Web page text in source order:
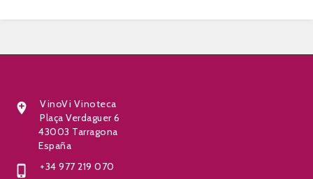

VinoVi Vinoteca
Plaça Verdaguer 6
43003 Tarragona
España
 +34 977 219 070